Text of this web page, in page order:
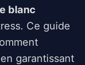
blanc
Ce guide
garantissant